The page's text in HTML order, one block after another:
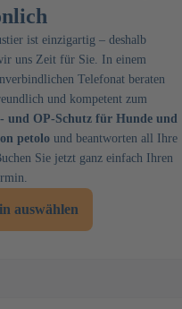
ist einzigartig – deshalb
uns Zeit für Sie. In einem
Telefonat beraten
und kompetent zum
und OP-Schutz für Hunde und
petolo und beantworten all Ihre
Sie jetzt ganz einfach Ihren
auswählen